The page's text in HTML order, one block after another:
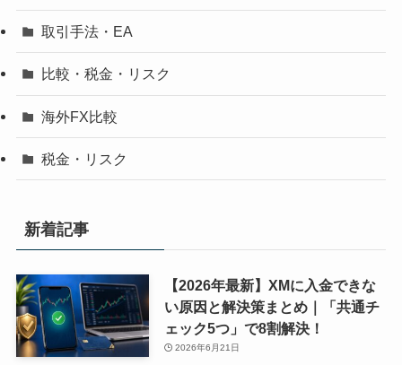
取引手法・EA
比較・税金・リスク
海外FX比較
税金・リスク
新着記事
【2026年最新】XMに入金できな
い原因と解決策まとめ｜「共通チ
ェック5つ」で8割解決！
2026年6月21日